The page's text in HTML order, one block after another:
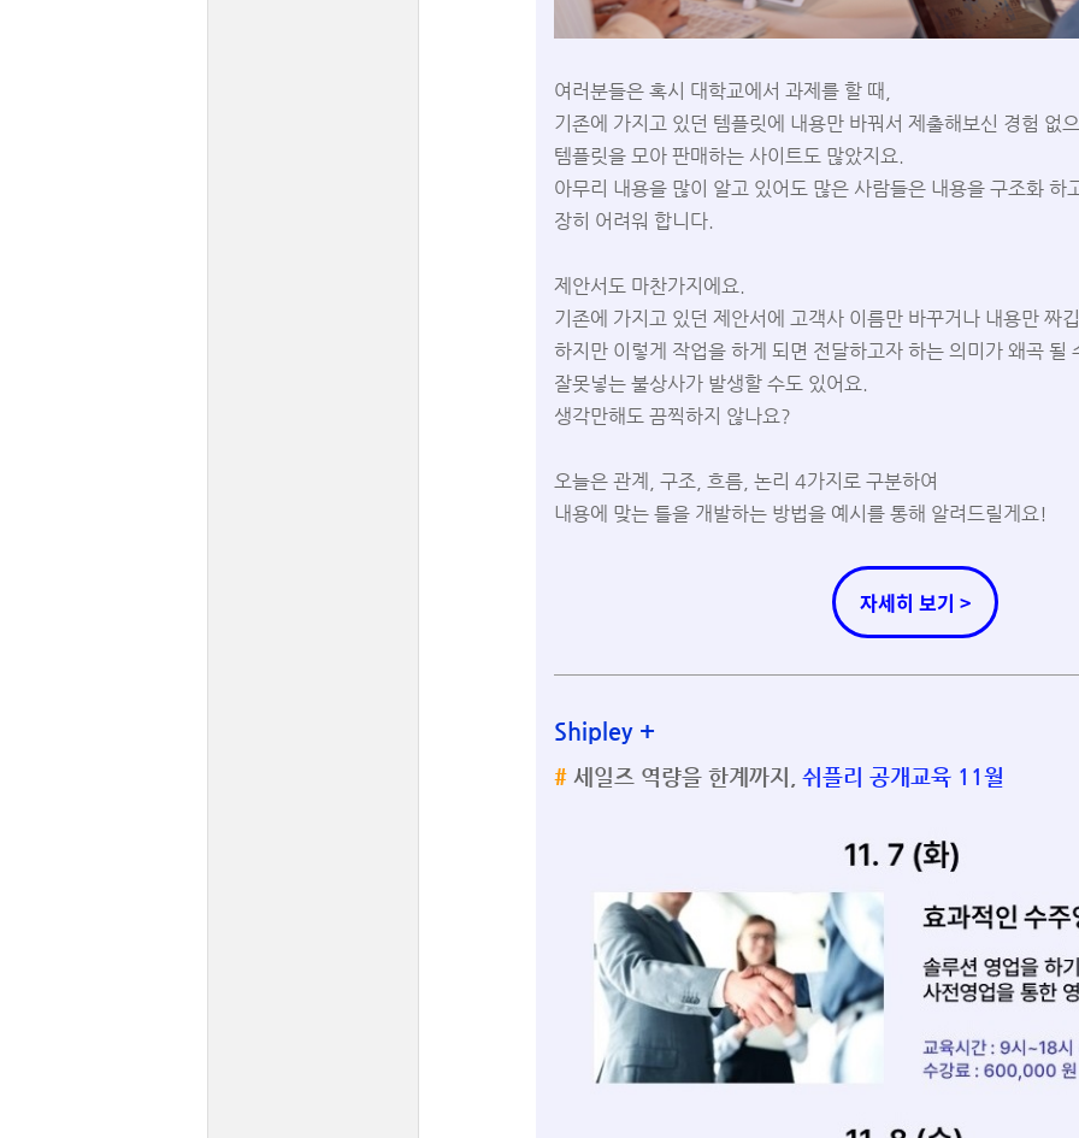
여러분들은 혹시 대학교에서 과제를 할 때,
기존에 가지고 있던 템플릿에 내용만 바꿔서 제출해보신 경험 없
템플릿을 모아 판매하는 사이트도 많았지요.
아무리 내용을 많이 알고 있어도 많은 사람들은 내용을 구조화 하
장히 어려워 합니다.
제안서도 마찬가지에요.
기존에 가지고 있던 제안서에 고객사 이름만 바꾸거나 내용만 짜
하지만 이렇게 작업을 하게 되면 전달하고자 하는 의미가 왜곡 될
잘못넣는 불상사가 발생할 수도 있어요.
생각만해도 끔찍하지 않나요?
오늘은 관계, 구조, 흐름, 논리 4가지로 구분하여
내용에 맞는 틀을 개발하는 방법을 예시를 통해 알려드릴게요!
자세히 보기 >
Shipley +
#세일즈 역량을 한계까지, 쉬플리 공개교육 11월